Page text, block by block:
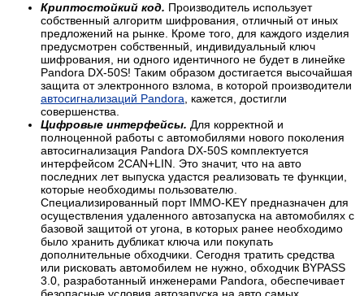
Криптостойкий код. Производитель использует
собственный алгоритм шифрования, отличный от иных
предложений на рынке. Кроме того, для каждого изделия
предусмотрен собственный, индивидуальный ключ
шифрования, ни одного идентичного не будет в линейке
Pandora DX-50S! Таким образом достигается высочайшая
защита от электронного взлома, в которой производители
автосигнализаций Pandora , кажется, достигли
совершенства.
Цифровые интерфейсы. Для корректной и
полноценной работы с автомобилями нового поколения
автосигнализация Pandora DX-50S комплектуется
интерфейсом 2CAN+LIN. Это значит, что на авто
последних лет выпуска удастся реализовать те функции,
которые необходимы пользователю.
Специализированный порт IMMO-KEY предназначен для
осуществления удаленного автозапуска на автомобилях с
базовой защитой от угона, в которых ранее необходимо
было хранить дубликат ключа или покупать
дополнительные обходчики. Сегодня тратить средства
или рисковать автомобилем не нужно, обходчик BYPASS
3.0, разработанный инженерами Pandora, обеспечивает